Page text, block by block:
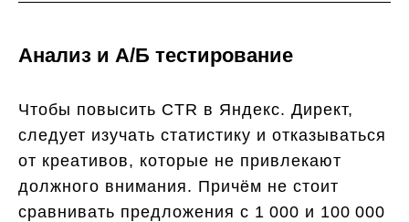
Анализ и А/Б тестирование
Чтобы повысить CTR в Яндекс. Директ,
следует изучать статистику и отказываться
от креативов, которые не привлекают
должного внимания. Причём не стоит
сравнивать предложения с 1 000 и 100 000